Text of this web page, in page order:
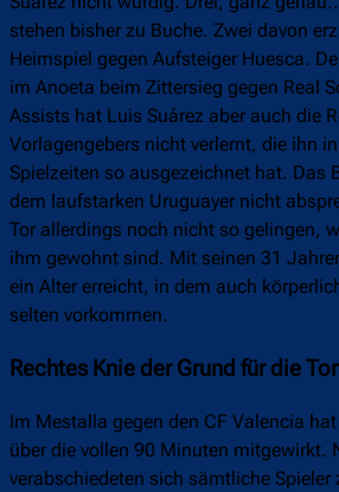
stehen bisher zu Buche. Zwei davon
Heimspiel gegen Aufsteiger Huesca.
im Anoeta beim Zittersieg gegen Real
Assists hat Luis Suárez aber auch die
Vorlagengebers nicht verlernt, die ihn
Spielzeiten so ausgezeichnet hat. Das
dem laufstarken Uruguayer nicht
Tor allerdings noch nicht so gelingen,
ihm gewohnt sind. Mit seinen 31
ein Alter erreicht, in dem auch
selten vorkommen.
Rechtes Knie der Grund für die
Im Mestalla gegen den CF Valencia
über die vollen 90 Minuten mitgewirkt.
verabschiedeten sich sämtliche Spieler